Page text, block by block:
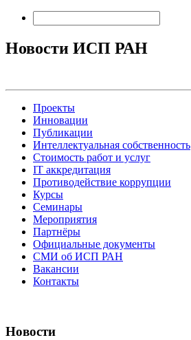
Новости ИСП РАН
Проекты
Инновации
Публикации
Интеллектуальная собственность
Стоимость работ и услуг
IT аккредитация
Противодействие коррупции
Курсы
Семинары
Мероприятия
Партнёры
Официальные документы
СМИ об ИСП РАН
Вакансии
Контакты
Новости